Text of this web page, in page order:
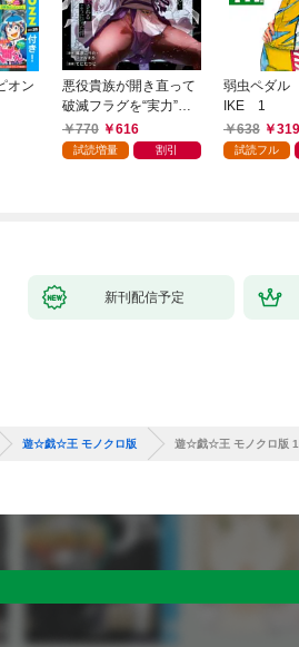
オン
悪役貴族が開き直って
破滅フラグを“実力”で
叩き折っていたら、い
つの間にかヒロイン達
770 616
試読増量 割引
弱虫ペダル
IKE 1
638
319
試読フル
新刊配信予定
遊☆戯☆王 モノクロ版 遊☆戯☆王 モノクロ版